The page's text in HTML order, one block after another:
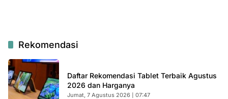
Rekomendasi
Daftar Rekomendasi Tablet Terbaik Agustus
2026 dan Harganya
Jumat, 7 Agustus 2026 | 07:47